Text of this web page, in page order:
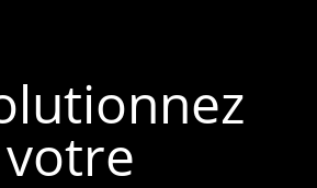
votre